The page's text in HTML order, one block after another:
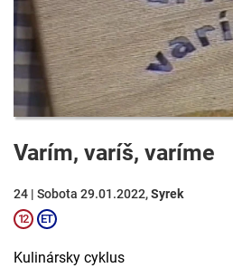
Varím, varíš, varíme
24 | Sobota 29.01.2022,Syrek
Kulinársky cyklus